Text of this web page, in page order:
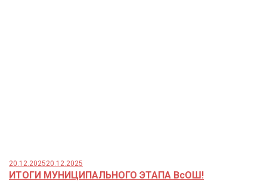
20.12.202520.12.2025
ИТОГИ МУНИЦИПАЛЬНОГО ЭТАПА ВсОШ!